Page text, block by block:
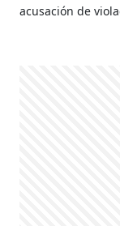
acusación de